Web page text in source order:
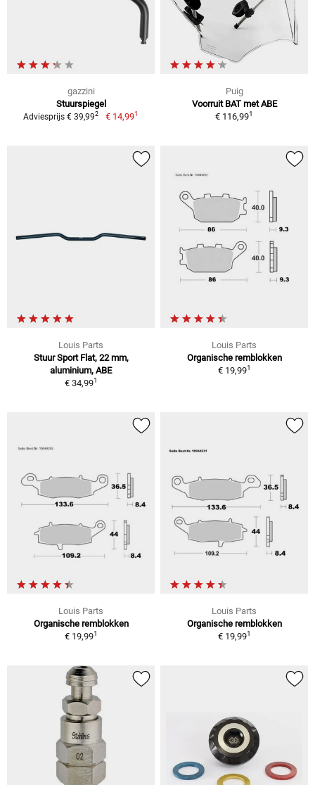
gazzini
Stuurspiegel
Adviesprijs € 39,992 € 14,991
Puig
Voorruit BAT met ABE
€ 116,991
Louis Parts
Stuur Sport Flat, 22 mm,
aluminium, ABE
€ 34,991
Louis Parts
Organische remblokken
€ 19,991
Louis Parts
Organische remblokken
€ 19,991
Louis Parts
Organische remblokken
€ 19,991